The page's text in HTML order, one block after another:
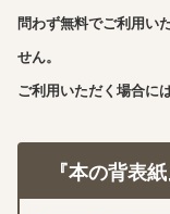
問わず無料でご利用い
せん。
ご利用いただく場合に
『本の背表